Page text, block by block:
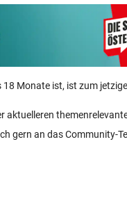
18 Monate ist, ist zum
aktuelleren
gern an das Community-